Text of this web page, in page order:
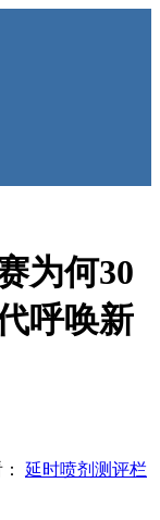
为何30
呼唤新
延时喷剂测评栏